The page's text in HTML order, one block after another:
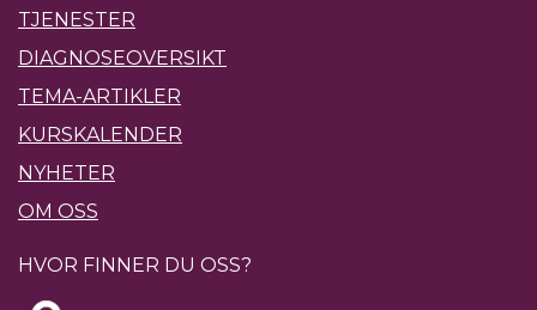
TJENESTER
DIAGNOSEOVERSIKT
TEMA-ARTIKLER
KURSKALENDER
NYHETER
OM OSS
HVOR FINNER DU OSS?